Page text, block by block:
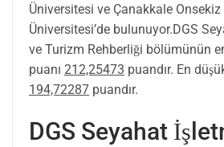
Üniversitesi ve Çanakkale
Üniversitesi’de bulunuyor.DGS
ve Turizm Rehberliği bölümünün
puanı 212,25473 puandır. En
194,72287 puandır.
DGS Seyahat